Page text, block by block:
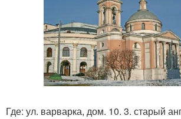
Где: ул. варварка, дом. 10. 3. старый